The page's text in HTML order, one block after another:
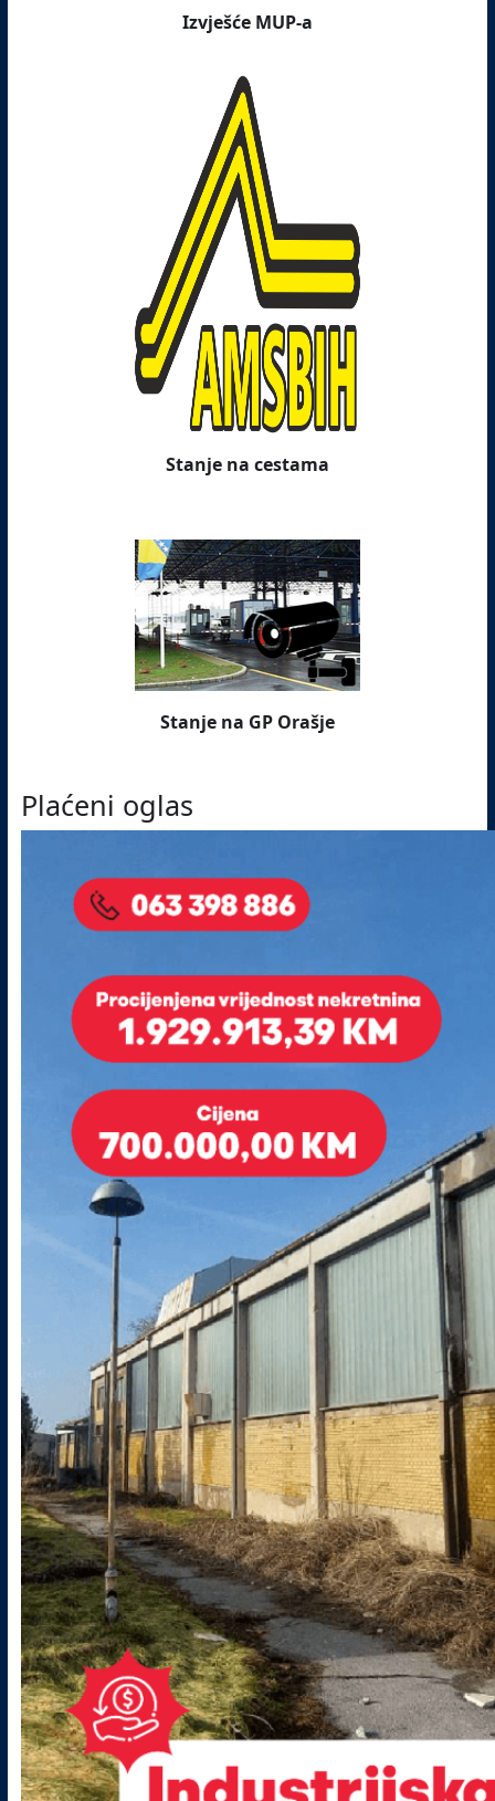
Izvješće MUP-a
Stanje na cestama
Stanje na GP Orašje
Plaćeni oglas